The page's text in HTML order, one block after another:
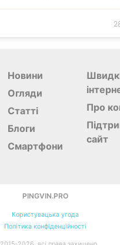
Новини
Огляди
Статті
Блоги
Смартфони
Про
сайт
PINGVIN.PRO
Користувацька угода
Політика конфіденційності